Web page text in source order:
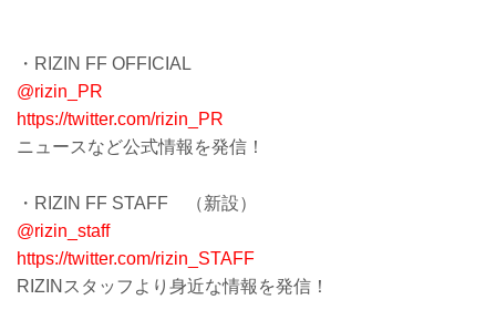
・RIZIN FF OFFICIAL
@rizin_PR
https://twitter.com/rizin_PR
ニュースなど公式情報を発信！
・RIZIN FF STAFF （新設）
@rizin_staff
https://twitter.com/rizin_STAFF
RIZINスタッフより身近な情報を発信！